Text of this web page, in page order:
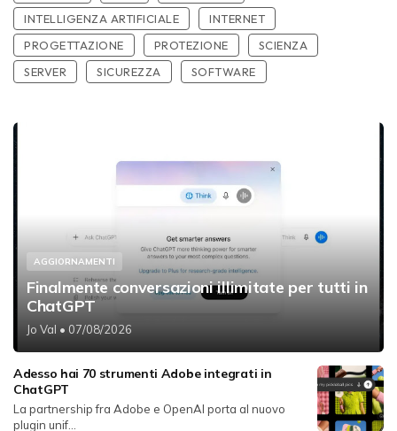
INTELLIGENZA ARTIFICIALE
INTERNET
PROGETTAZIONE
PROTEZIONE
SCIENZA
SERVER
SICUREZZA SOFTWARE
AGGIORNAMENTI
Finalmente conversazioni illimitate per tutti in
ChatGPT
Jo Val • 07/08/2026
Adesso hai 70 strumenti Adobe integrati in
ChatGPT
La partnership fra Adobe e OpenAI porta al nuovo
plugin unif...